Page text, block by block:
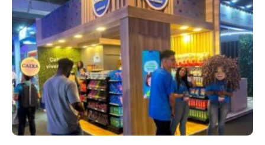
Cencosud Promove Inovação No Brasil
Com A Participação Do Prezunic No Rio
Innovation Week 2026